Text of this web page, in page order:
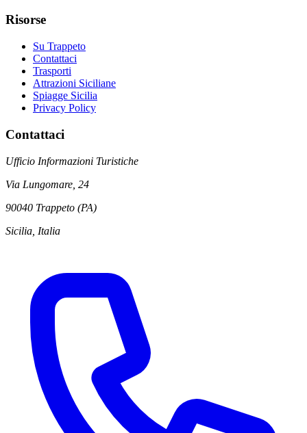
Risorse
Su Trappeto
Contattaci
Trasporti
Attrazioni Siciliane
Spiagge Sicilia
Privacy Policy
Contattaci
Ufficio Informazioni Turistiche
Via Lungomare, 24
90040 Trappeto (PA)
Sicilia, Italia